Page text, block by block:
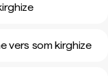
vers som kirghize